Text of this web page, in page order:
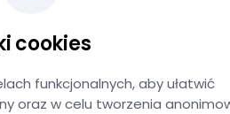
cookies
funkcjonalnych, aby ułatwić
oraz w celu tworzenia